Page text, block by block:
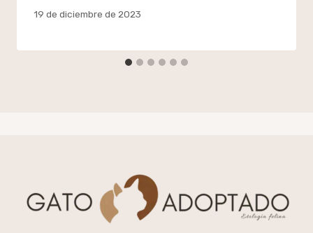
Por
19 de diciembre de 2023